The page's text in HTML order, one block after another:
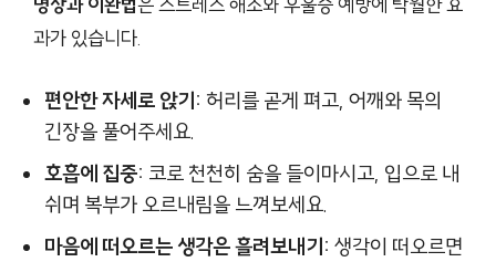
명상과 이완법은 스트레스 해소와 우울증 예방에 탁월한 효
과가 있습니다.
편안한 자세로 앉기: 허리를 곧게 펴고, 어깨와 목의
긴장을 풀어주세요.
호흡에 집중: 코로 천천히 숨을 들이마시고, 입으로 내
쉬며 복부가 오르내림을 느껴보세요.
마음에 떠오르는 생각은 흘려보내기: 생각이 떠오르면